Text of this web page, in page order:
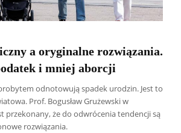
a oryginalne rozwiązania.
i mniej aborcji
odnotowują spadek urodzin. Jest to
Prof. Bogusław Grużewski w
przekonany, że do odwrócenia tendencji są
rozwiązania.
Aleksander Borowik
Antoni Radczenko
Artur Płokszto
Grzegorz Górny
Jarosław Wąsowicz SDB